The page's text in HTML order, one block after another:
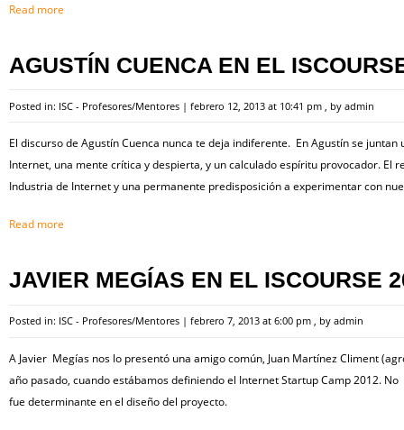
Read more
AGUSTÍN CUENCA EN EL
Posted in: ISC - Profesores/Mentores | febrero 12, 2013 at 10:41 pm , by admin
El discurso de Agustín Cuenca nunca te deja indiferente. En Agustín se
Internet, una mente crítica y despierta, y un calculado espíritu provocador. El
Industria de Internet y una permanente predisposición a experimentar con
Read more
JAVIER MEGÍAS EN EL ISCOURSE
Posted in: ISC - Profesores/Mentores | febrero 7, 2013 at 6:00 pm , by admin
A Javier Megías nos lo presentó una amigo común, Juan Martínez Climent
año pasado, cuando estábamos definiendo el Internet Startup Camp 2012.
fue determinante en el diseño del proyecto.